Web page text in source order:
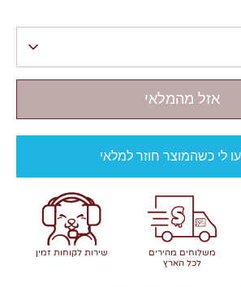
אזל מהמלאי
לי כשהמוצר חוזר למלאי
משלוחים מהירים
לכל הארץ
שירות לקוחות זמין